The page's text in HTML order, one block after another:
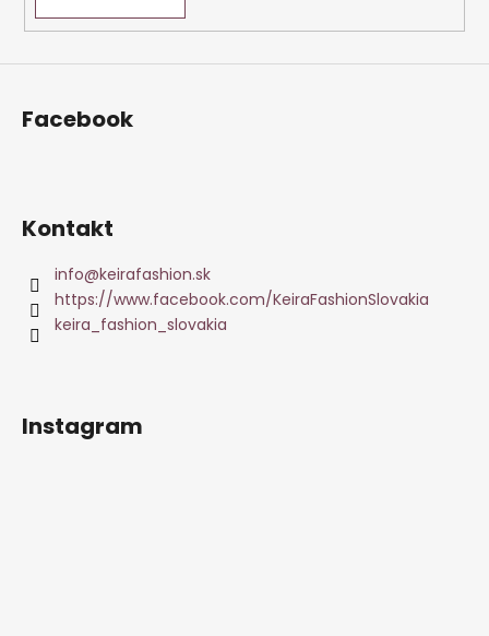
Facebook
Kontakt
info@keirafashion.sk
https://www.facebook.com/KeiraFashionSlovakia
keira_fashion_slovakia
Instagram